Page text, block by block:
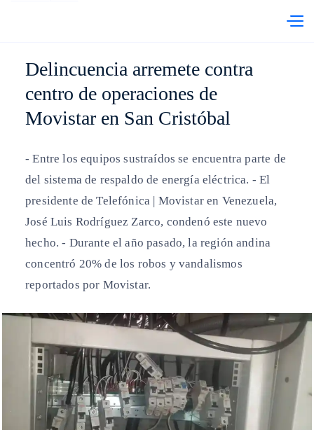
Delincuencia arremete contra
centro de operaciones de
Movistar en San Cristóbal
- Entre los equipos sustraídos se encuentra parte de
del sistema de respaldo de energía eléctrica. - El
presidente de Telefónica | Movistar en Venezuela,
José Luis Rodríguez Zarco, condenó este nuevo
hecho. - Durante el año pasado, la región andina
concentró 20% de los robos y vandalismos
reportados por Movistar.